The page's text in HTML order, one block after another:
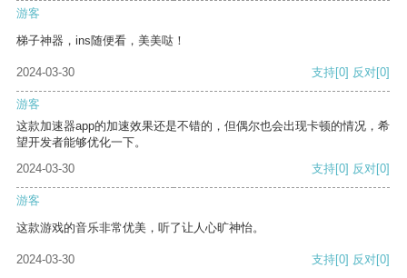
游客
梯子神器，ins随便看，美美哒！
2024-03-30 支持[0] 反对[0]
游客
这款加速器app的加速效果还是不错的，但偶尔也会出现卡顿的情况，希
望开发者能够优化一下。
2024-03-30
支持[0] 反对[0]
游客
这款游戏的音乐非常优美，听了让人心旷神怡。
2024-03-30 支持[0] 反对[0]